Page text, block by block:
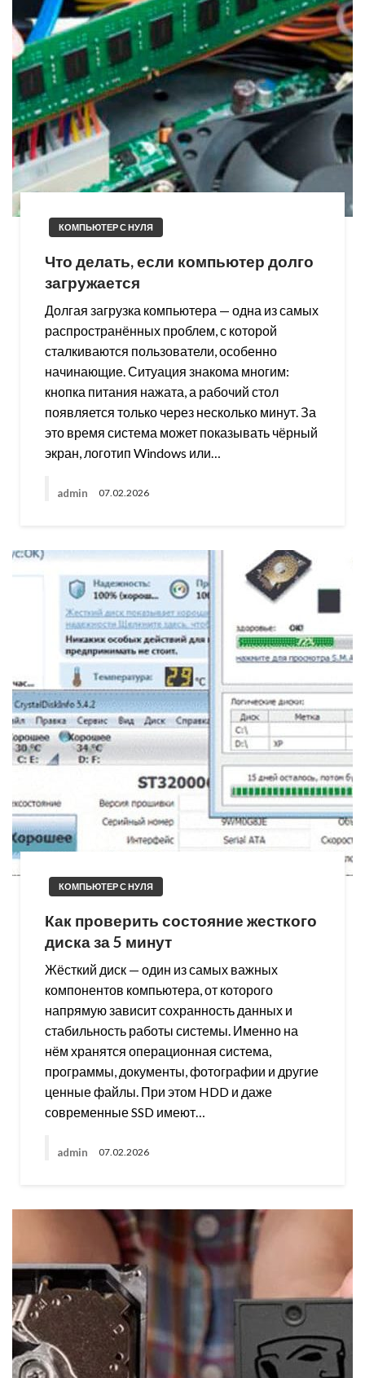
КОМПЬЮТЕР С НУЛЯ
Что делать, если компьютер долго
загружается
Долгая загрузка компьютера — одна из самых
распространённых проблем, с которой
сталкиваются пользователи, особенно
начинающие. Ситуация знакома многим:
кнопка питания нажата, а рабочий стол
появляется только через несколько минут. За
это время система может показывать чёрный
экран, логотип Windows или…
admin 07.02.2026
КОМПЬЮТЕР С НУЛЯ
Как проверить состояние жесткого
диска за 5 минут
Жёсткий диск — один из самых важных
компонентов компьютера, от которого
напрямую зависит сохранность данных и
стабильность работы системы. Именно на
нём хранятся операционная система,
программы, документы, фотографии и другие
ценные файлы. При этом HDD и даже
современные SSD имеют…
admin 07.02.2026